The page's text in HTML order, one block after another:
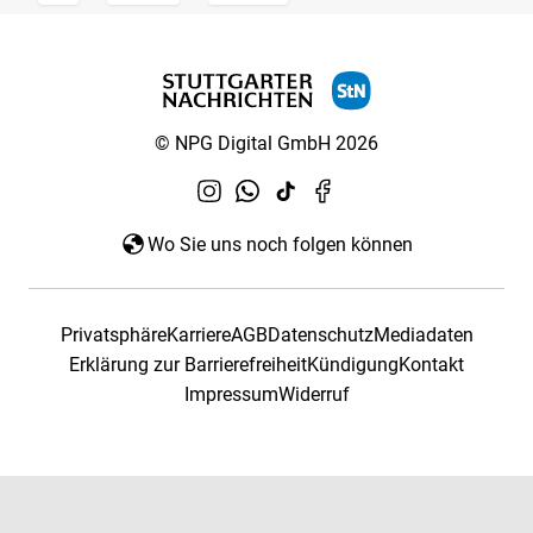
© NPG Digital GmbH 2026
Wo Sie uns noch folgen können
PrivatsphäreKarriereAGBDatenschutzMediadaten
Erklärung zur BarrierefreiheitKündigungKontakt
ImpressumWiderruf